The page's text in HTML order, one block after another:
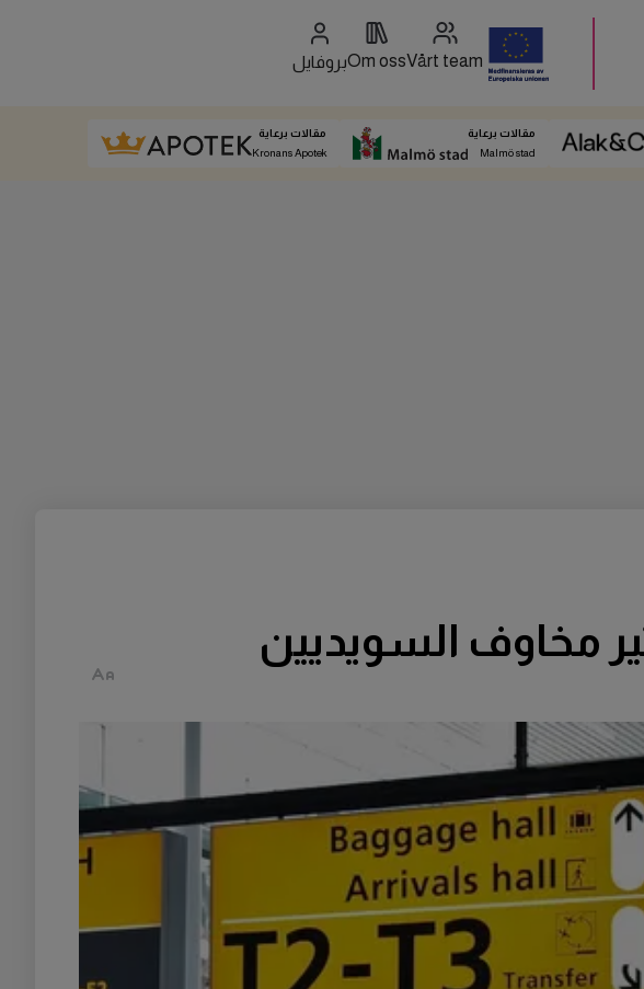
Vårt team
Om ossبروفايل
مقالات برعاية
Malmö stad
مقالات برعاية
Kronans Apotek